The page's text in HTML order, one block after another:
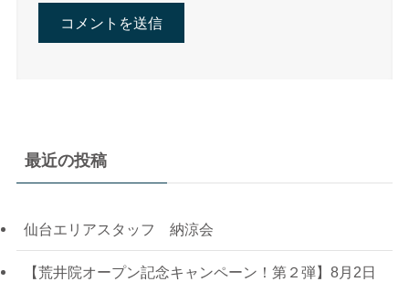
最近の投稿
仙台エリアスタッフ 納涼会
【荒井院オープン記念キャンペーン！第２弾】8月2日